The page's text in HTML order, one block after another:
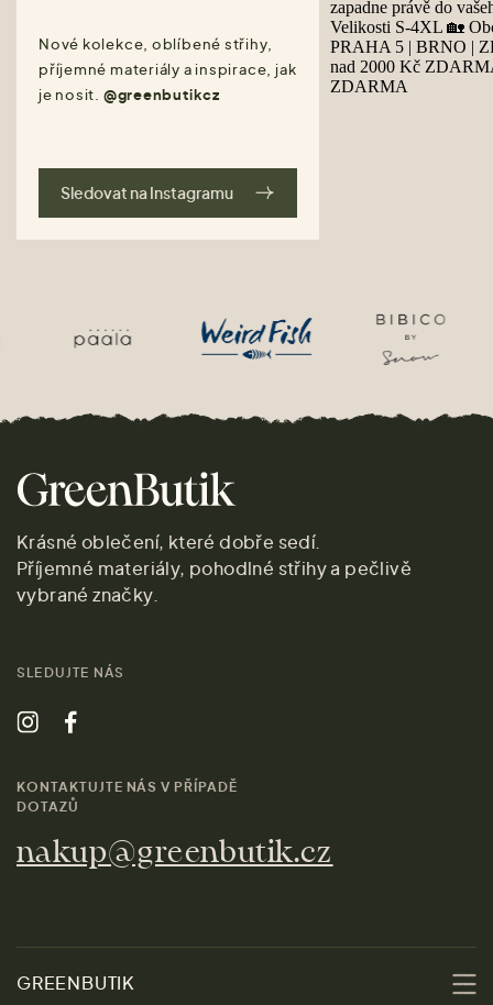
Nové kolekce, oblíbené střihy,
příjemné materiály a inspirace, jak
je nosit. @greenbutikcz
Sledovat na Instagramu
Krásné oblečení, které dobře sedí.
Příjemné materiály, pohodlné střihy a pečlivě
vybrané značky.
SLEDUJTE NÁS
KONTAKTUJTE NÁS V PŘÍPADĚ
DOTAZŮ
nakup@greenbutik.cz
GREENBUTIK